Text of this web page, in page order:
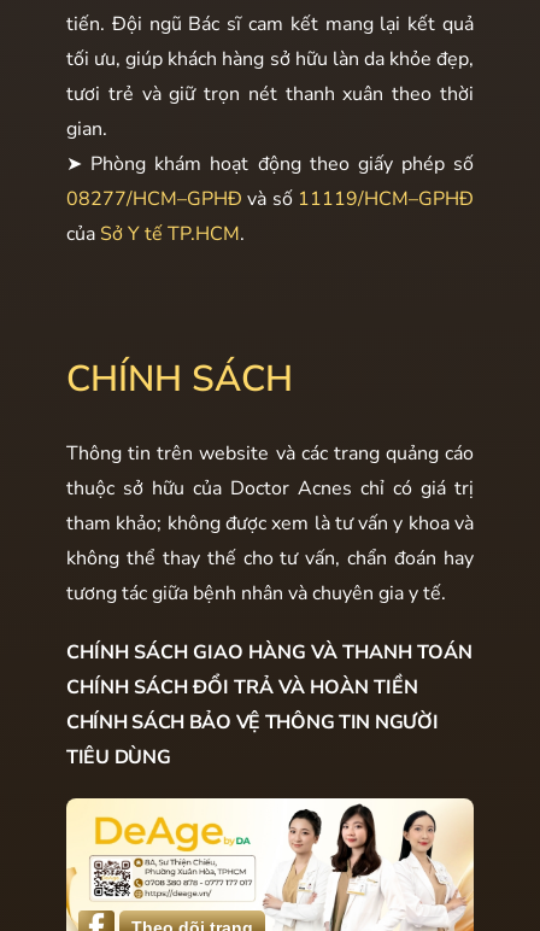
tiến. Đội ngũ Bác sĩ cam kết mang lại kết quả
tối ưu, giúp khách hàng sở hữu làn da khỏe đẹp,
tươi trẻ và giữ trọn nét thanh xuân theo thời
gian.
➤ Phòng khám hoạt động theo giấy phép số
08277/HCM–GPHĐ và số 11119/HCM–GPHĐ
của Sở Y tế TP.HCM.
CHÍNH SÁCH
Thông tin trên website và các trang quảng cáo
thuộc sở hữu của Doctor Acnes chỉ có giá trị
tham khảo; không được xem là tư vấn y khoa và
không thể thay thế cho tư vấn, chẩn đoán hay
tương tác giữa bệnh nhân và chuyên gia y tế.
CHÍNH SÁCH GIAO HÀNG VÀ THANH TOÁN
CHÍNH SÁCH ĐỔI TRẢ VÀ HOÀN TIỀN
CHÍNH SÁCH BẢO VỆ THÔNG TIN NGƯỜI
TIÊU DÙNG